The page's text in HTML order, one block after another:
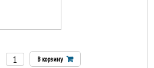
В корзину